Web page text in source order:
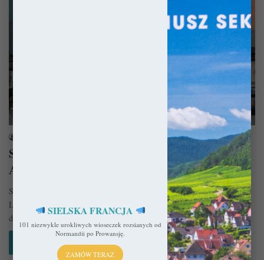
Szwajcaria
Samochodem przez Francję i Szwajcarię –
Alpejska przygoda 2
Samochodem przez Francję, a właściwie także przez Szwajcarię,
Lichtenstein i Luksemburg to plan dość luźnego eurotripu. Z miejscami
dobranymi raczej…
Czytaj więcej »
SIELSKA FRANCJA
101 niezwykle urokliwych wioseczek rozsianych od
Normandii po Prowansję.
ZAMÓW TERAZ